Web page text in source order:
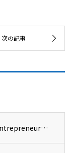
雑誌「Entrepreneur」に記事が掲載されました